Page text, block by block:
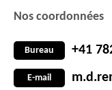
Nos coordonnées
Bureau +41
E-mail